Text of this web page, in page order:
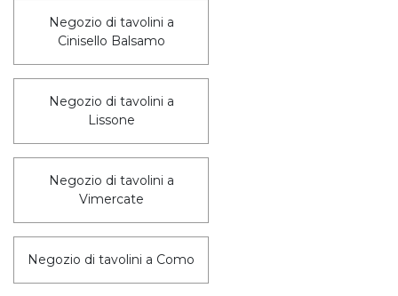
Negozio di tavolini a
Cinisello Balsamo
Negozio di tavolini a
Lissone
Negozio di tavolini a
Vimercate
Negozio di tavolini a Como